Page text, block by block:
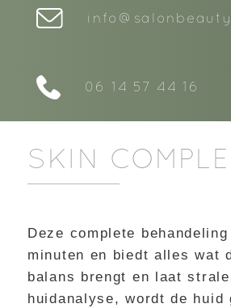
06 14 57 44 16
SKIN
Deze complete
minuten en biedt alles wat
balans brengt en laat
huidanalyse, wordt de huid